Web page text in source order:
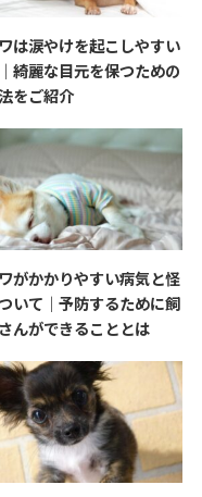
は涙やけを起こしやすい
綺麗な目元を保つための
をご紹介
がかかりやすい病気と怪
いて｜予防するために飼
んができることとは